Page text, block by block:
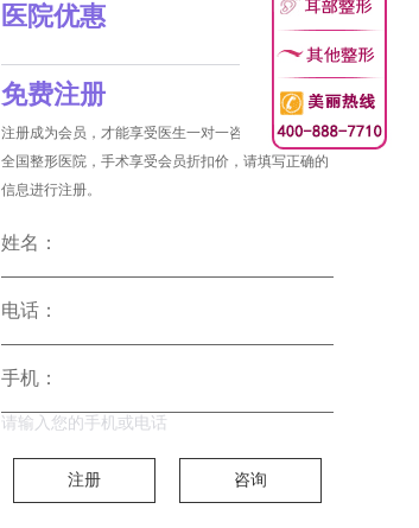
医院优惠
免费注册
注册成为会员，才能享受医生一对一咨询和没费预约
全国整形医院，手术享受会员折扣价，请填写正确的
信息进行注册。
姓名：
电话：
手机：
请输入您的手机或电话
注册 咨询